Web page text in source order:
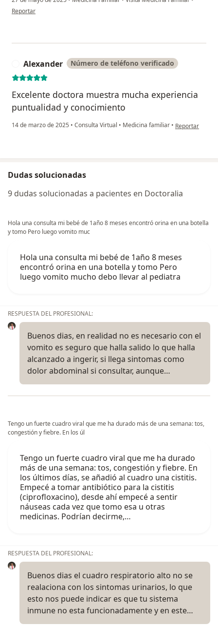
en opinión del usuario M.S
Reportar
Alexander Número de teléfono verificado
Excelente doctora muestra mucha experiencia
puntualidad y conocimiento
14 de marzo de 2025 • Consulta Virtual • Medicina familiar • en opinión del
Reportar
Dudas solucionadas
9 dudas solucionadas a pacientes en Doctoralia
Hola una consulta mi bebé de 1año 8 meses encontró orina en una botella
y tomo Pero luego vomito muc
Hola una consulta mi bebé de 1año 8 meses
encontró orina en una botella y tomo Pero
luego vomito mucho debo llevar al pediatra
RESPUESTA DEL PROFESIONAL:
Buenos dias, en realidad no es necesario con el
vomito es seguro que halla salido lo que halla
alcanzado a ingerir, si llega sintomas como
dolor abdominal si consultar, aunque…
Tengo un fuerte cuadro viral que me ha durado más de una semana: tos,
congestión y fiebre. En los úl
Tengo un fuerte cuadro viral que me ha durado
más de una semana: tos, congestión y fiebre. En
los últimos días, se añadió al cuadro una cistitis.
Empecé a tomar antibiótico para la cistitis
(ciprofloxacino), desde ahí empecé a sentir
náuseas cada vez que tomo esa u otras
medicinas. Podrían decirme,…
RESPUESTA DEL PROFESIONAL:
Buenos dias el cuadro respiratorio alto no se
realaciona con los sintomas urinarios, lo que
esto nos puede indicar es que tu sistema
inmune no esta funcionadamente y en este…